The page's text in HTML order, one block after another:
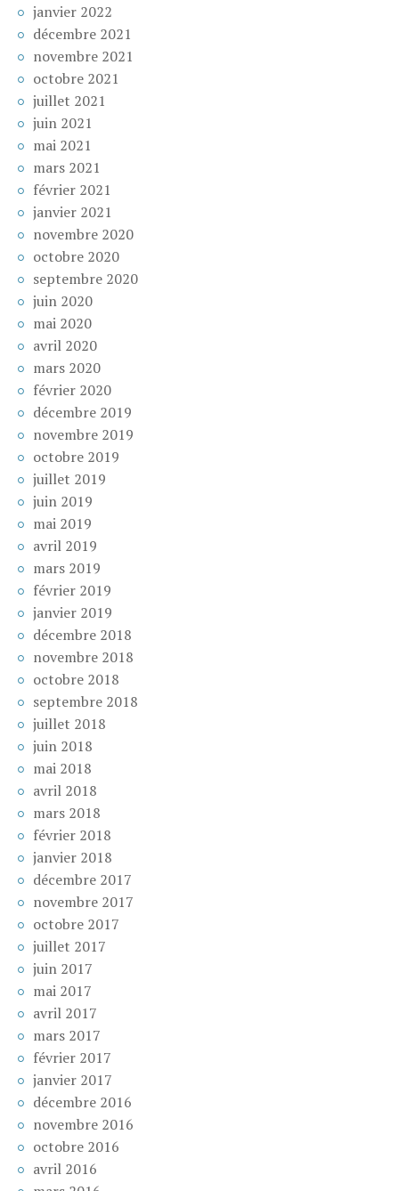
janvier 2022
décembre 2021
novembre 2021
octobre 2021
juillet 2021
juin 2021
mai 2021
mars 2021
février 2021
janvier 2021
novembre 2020
octobre 2020
septembre 2020
juin 2020
mai 2020
avril 2020
mars 2020
février 2020
décembre 2019
novembre 2019
octobre 2019
juillet 2019
juin 2019
mai 2019
avril 2019
mars 2019
février 2019
janvier 2019
décembre 2018
novembre 2018
octobre 2018
septembre 2018
juillet 2018
juin 2018
mai 2018
avril 2018
mars 2018
février 2018
janvier 2018
décembre 2017
novembre 2017
octobre 2017
juillet 2017
juin 2017
mai 2017
avril 2017
mars 2017
février 2017
janvier 2017
décembre 2016
novembre 2016
octobre 2016
avril 2016